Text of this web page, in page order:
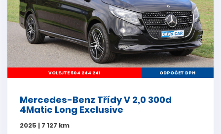
VOLEJTE 604 244 241 ODPOČET DPH
Mercedes-Benz Třídy V 2,0 300d
4Matic Long Exclusive
2025 | 7 127 km